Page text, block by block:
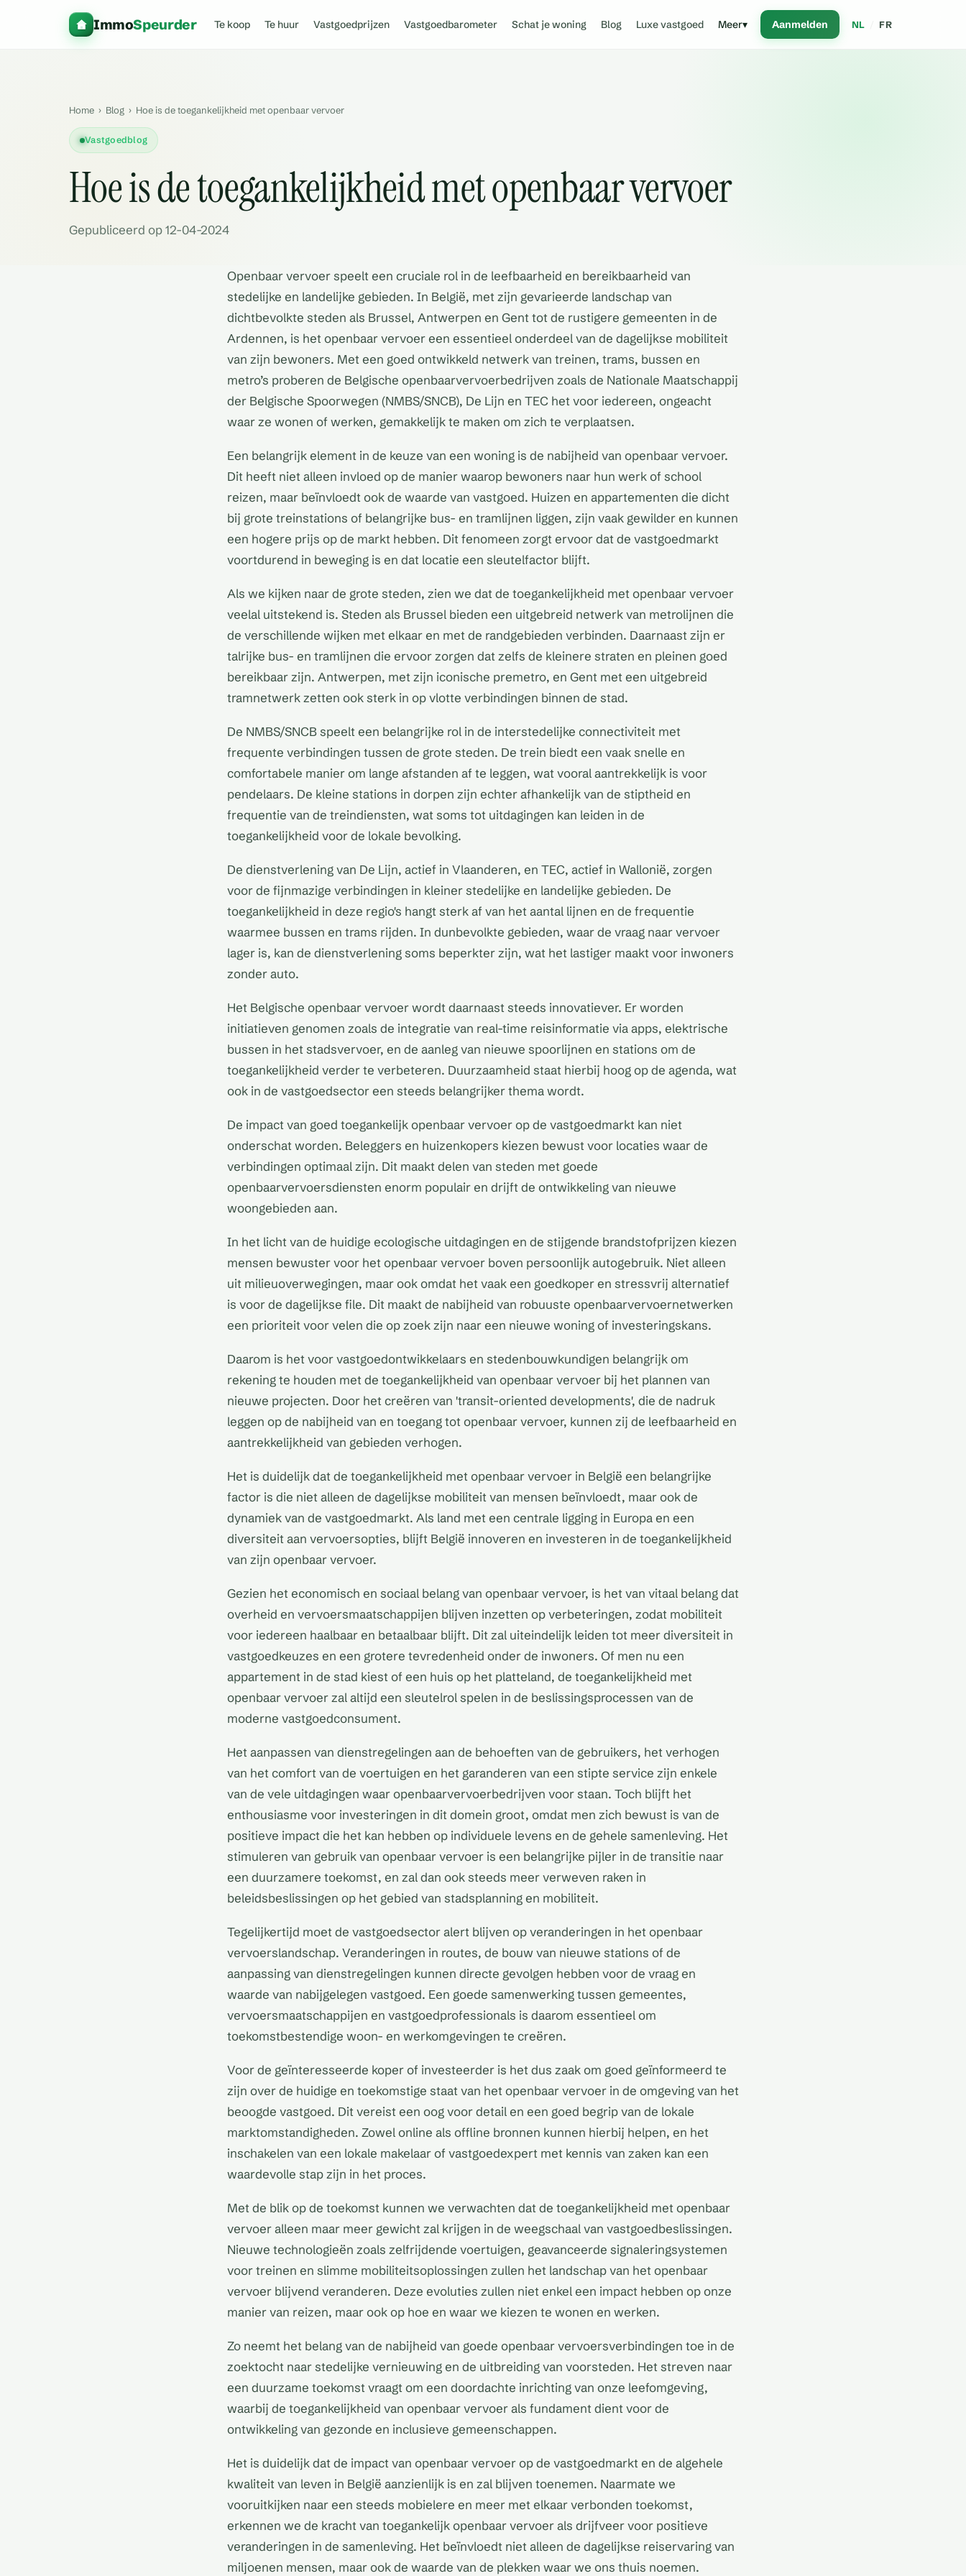
ImmoSpeurder Te koop Te huur Vastgoedprijzen Vastgoedbarometer Schat je woning Blog Luxe vastgoed Meer▾ Aanmelden NL FR
Home › Blog › Hoe is de toegankelijkheid met openbaar vervoer
Vastgoedblog
Hoe is de toegankelijkheid met openbaar vervoer
Gepubliceerd op 12-04-2024
Openbaar vervoer speelt een cruciale rol in de leefbaarheid en bereikbaarheid van
stedelijke en landelijke gebieden. In België, met zijn gevarieerde landschap van
dichtbevolkte steden als Brussel, Antwerpen en Gent tot de rustigere gemeenten in de
Ardennen, is het openbaar vervoer een essentieel onderdeel van de dagelijkse mobiliteit
van zijn bewoners. Met een goed ontwikkeld netwerk van treinen, trams, bussen en
metro’s proberen de Belgische openbaarvervoerbedrijven zoals de Nationale Maatschappij
der Belgische Spoorwegen (NMBS/SNCB), De Lijn en TEC het voor iedereen, ongeacht
waar ze wonen of werken, gemakkelijk te maken om zich te verplaatsen.
Een belangrijk element in de keuze van een woning is de nabijheid van openbaar vervoer.
Dit heeft niet alleen invloed op de manier waarop bewoners naar hun werk of school
reizen, maar beïnvloedt ook de waarde van vastgoed. Huizen en appartementen die dicht
bij grote treinstations of belangrijke bus- en tramlijnen liggen, zijn vaak gewilder en kunnen
een hogere prijs op de markt hebben. Dit fenomeen zorgt ervoor dat de vastgoedmarkt
voortdurend in beweging is en dat locatie een sleutelfactor blijft.
Als we kijken naar de grote steden, zien we dat de toegankelijkheid met openbaar vervoer
veelal uitstekend is. Steden als Brussel bieden een uitgebreid netwerk van metrolijnen die
de verschillende wijken met elkaar en met de randgebieden verbinden. Daarnaast zijn er
talrijke bus- en tramlijnen die ervoor zorgen dat zelfs de kleinere straten en pleinen goed
bereikbaar zijn. Antwerpen, met zijn iconische premetro, en Gent met een uitgebreid
tramnetwerk zetten ook sterk in op vlotte verbindingen binnen de stad.
De NMBS/SNCB speelt een belangrijke rol in de interstedelijke connectiviteit met
frequente verbindingen tussen de grote steden. De trein biedt een vaak snelle en
comfortabele manier om lange afstanden af te leggen, wat vooral aantrekkelijk is voor
pendelaars. De kleine stations in dorpen zijn echter afhankelijk van de stiptheid en
frequentie van de treindiensten, wat soms tot uitdagingen kan leiden in de
toegankelijkheid voor de lokale bevolking.
De dienstverlening van De Lijn, actief in Vlaanderen, en TEC, actief in Wallonië, zorgen
voor de fijnmazige verbindingen in kleiner stedelijke en landelijke gebieden. De
toegankelijkheid in deze regio's hangt sterk af van het aantal lijnen en de frequentie
waarmee bussen en trams rijden. In dunbevolkte gebieden, waar de vraag naar vervoer
lager is, kan de dienstverlening soms beperkter zijn, wat het lastiger maakt voor inwoners
zonder auto.
Het Belgische openbaar vervoer wordt daarnaast steeds innovatiever. Er worden
initiatieven genomen zoals de integratie van real-time reisinformatie via apps, elektrische
bussen in het stadsvervoer, en de aanleg van nieuwe spoorlijnen en stations om de
toegankelijkheid verder te verbeteren. Duurzaamheid staat hierbij hoog op de agenda, wat
ook in de vastgoedsector een steeds belangrijker thema wordt.
De impact van goed toegankelijk openbaar vervoer op de vastgoedmarkt kan niet
onderschat worden. Beleggers en huizenkopers kiezen bewust voor locaties waar de
verbindingen optimaal zijn. Dit maakt delen van steden met goede
openbaarvervoersdiensten enorm populair en drijft de ontwikkeling van nieuwe
woongebieden aan.
In het licht van de huidige ecologische uitdagingen en de stijgende brandstofprijzen kiezen
mensen bewuster voor het openbaar vervoer boven persoonlijk autogebruik. Niet alleen
uit milieuoverwegingen, maar ook omdat het vaak een goedkoper en stressvrij alternatief
is voor de dagelijkse file. Dit maakt de nabijheid van robuuste openbaarvervoernetwerken
een prioriteit voor velen die op zoek zijn naar een nieuwe woning of investeringskans.
Daarom is het voor vastgoedontwikkelaars en stedenbouwkundigen belangrijk om
rekening te houden met de toegankelijkheid van openbaar vervoer bij het plannen van
nieuwe projecten. Door het creëren van 'transit-oriented developments', die de nadruk
leggen op de nabijheid van en toegang tot openbaar vervoer, kunnen zij de leefbaarheid en
aantrekkelijkheid van gebieden verhogen.
Het is duidelijk dat de toegankelijkheid met openbaar vervoer in België een belangrijke
factor is die niet alleen de dagelijkse mobiliteit van mensen beïnvloedt, maar ook de
dynamiek van de vastgoedmarkt. Als land met een centrale ligging in Europa en een
diversiteit aan vervoersopties, blijft België innoveren en investeren in de toegankelijkheid
van zijn openbaar vervoer.
Gezien het economisch en sociaal belang van openbaar vervoer, is het van vitaal belang dat
overheid en vervoersmaatschappijen blijven inzetten op verbeteringen, zodat mobiliteit
voor iedereen haalbaar en betaalbaar blijft. Dit zal uiteindelijk leiden tot meer diversiteit in
vastgoedkeuzes en een grotere tevredenheid onder de inwoners. Of men nu een
appartement in de stad kiest of een huis op het platteland, de toegankelijkheid met
openbaar vervoer zal altijd een sleutelrol spelen in de beslissingsprocessen van de
moderne vastgoedconsument.
Het aanpassen van dienstregelingen aan de behoeften van de gebruikers, het verhogen
van het comfort van de voertuigen en het garanderen van een stipte service zijn enkele
van de vele uitdagingen waar openbaarvervoerbedrijven voor staan. Toch blijft het
enthousiasme voor investeringen in dit domein groot, omdat men zich bewust is van de
positieve impact die het kan hebben op individuele levens en de gehele samenleving. Het
stimuleren van gebruik van openbaar vervoer is een belangrijke pijler in de transitie naar
een duurzamere toekomst, en zal dan ook steeds meer verweven raken in
beleidsbeslissingen op het gebied van stadsplanning en mobiliteit.
Tegelijkertijd moet de vastgoedsector alert blijven op veranderingen in het openbaar
vervoerslandschap. Veranderingen in routes, de bouw van nieuwe stations of de
aanpassing van dienstregelingen kunnen directe gevolgen hebben voor de vraag en
waarde van nabijgelegen vastgoed. Een goede samenwerking tussen gemeentes,
vervoersmaatschappijen en vastgoedprofessionals is daarom essentieel om
toekomstbestendige woon- en werkomgevingen te creëren.
Voor de geïnteresseerde koper of investeerder is het dus zaak om goed geïnformeerd te
zijn over de huidige en toekomstige staat van het openbaar vervoer in de omgeving van het
beoogde vastgoed. Dit vereist een oog voor detail en een goed begrip van de lokale
marktomstandigheden. Zowel online als offline bronnen kunnen hierbij helpen, en het
inschakelen van een lokale makelaar of vastgoedexpert met kennis van zaken kan een
waardevolle stap zijn in het proces.
Met de blik op de toekomst kunnen we verwachten dat de toegankelijkheid met openbaar
vervoer alleen maar meer gewicht zal krijgen in de weegschaal van vastgoedbeslissingen.
Nieuwe technologieën zoals zelfrijdende voertuigen, geavanceerde signaleringsystemen
voor treinen en slimme mobiliteitsoplossingen zullen het landschap van het openbaar
vervoer blijvend veranderen. Deze evoluties zullen niet enkel een impact hebben op onze
manier van reizen, maar ook op hoe en waar we kiezen te wonen en werken.
Zo neemt het belang van de nabijheid van goede openbaar vervoersverbindingen toe in de
zoektocht naar stedelijke vernieuwing en de uitbreiding van voorsteden. Het streven naar
een duurzame toekomst vraagt om een doordachte inrichting van onze leefomgeving,
waarbij de toegankelijkheid van openbaar vervoer als fundament dient voor de
ontwikkeling van gezonde en inclusieve gemeenschappen.
Het is duidelijk dat de impact van openbaar vervoer op de vastgoedmarkt en de algehele
kwaliteit van leven in België aanzienlijk is en zal blijven toenemen. Naarmate we
vooruitkijken naar een steeds mobielere en meer met elkaar verbonden toekomst,
erkennen we de kracht van toegankelijk openbaar vervoer als drijfveer voor positieve
veranderingen in de samenleving. Het beïnvloedt niet alleen de dagelijkse reiservaring van
miljoenen mensen, maar ook de waarde van de plekken waar we ons thuis noemen.